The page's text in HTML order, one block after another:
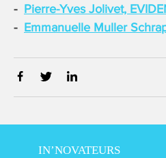
Pierre-Yves Jolivet,
Emmanuelle Muller
IN’NOVATEURS